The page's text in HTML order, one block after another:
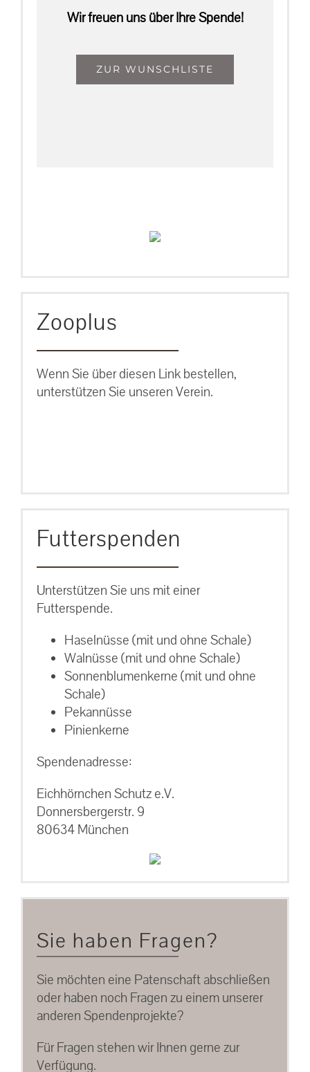
Wir freuen uns über Ihre Spende!
ZUR WUNSCHLISTE
Zooplus
Wenn Sie über diesen Link bestellen,
unterstützen Sie unseren Verein.
Futterspenden
Unterstützen Sie uns mit einer
Futterspende.
Haselnüsse (mit und ohne Schale)
Walnüsse (mit und ohne Schale)
Sonnenblumenkerne (mit und ohne
Schale)
Pekannüsse
Pinienkerne
Spendenadresse:
Eichhörnchen Schutz e.V.
Donnersbergerstr. 9
80634 München
Sie haben Fragen?
Sie möchten eine Patenschaft abschließen
oder haben noch Fragen zu einem unserer
anderen Spendenprojekte?
Für Fragen stehen wir Ihnen gerne zur
Verfügung.